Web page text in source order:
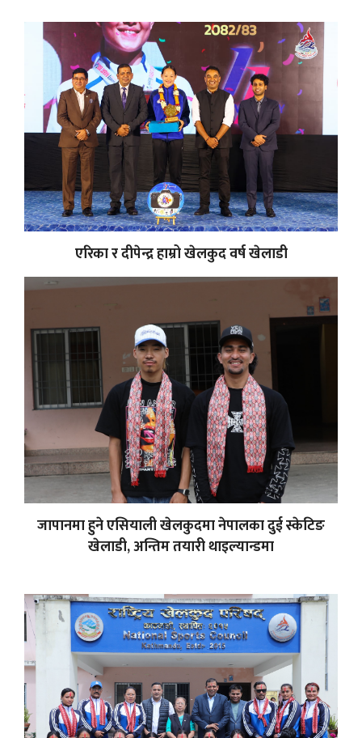
एरिका र दीपेन्द्र हाम्रो खेलकुद वर्ष खेलाडी
जापानमा हुने एसियाली खेलकुदमा नेपालका दुई स्केटिङ
खेलाडी, अन्तिम तयारी थाइल्यान्डमा